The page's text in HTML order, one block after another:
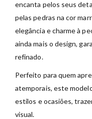
encanta pelos seus
pelas pedras na cor
elegância e charme à
ainda mais o design,
refinado.
Perfeito para quem
atemporais, este
estilos e ocasiões,
visual.